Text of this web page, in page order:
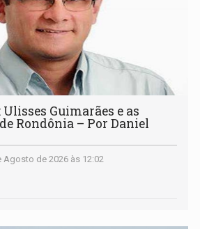
Ulisses Guimarães e as
Rondônia – Por Daniel
Agosto de 2026 às 12:02